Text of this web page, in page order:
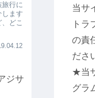
旅行に
ます
どこ
ジサ
当サ
トラ
の責
ださ
★当
グラ